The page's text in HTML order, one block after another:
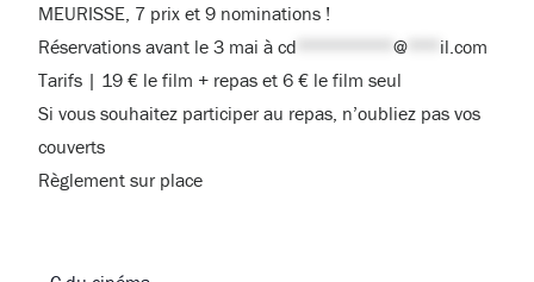
MEURISSE, 7 prix et 9 nominations !
Réservations avant le 3 mai àcd *********@
il.com
Tarifs | 19 € le film + repas et 6 € le film seul
Si vous souhaitez participer au repas, n’oubliez pas vos
couverts
Règlement sur place